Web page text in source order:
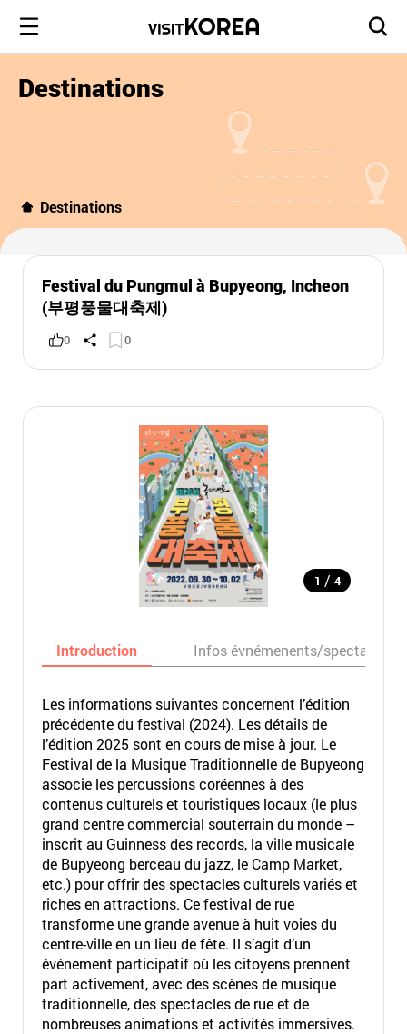
Destinations
Destinations
Festival du Pungmul à Bupyeong, Incheon
(부평풍물대축제)
0 0
1 / 4
Introduction Infos évnémenents/spectacles
Les informations suivantes concernent l’édition
précédente du festival (2024). Les détails de
l’édition 2025 sont en cours de mise à jour. Le
Festival de la Musique Traditionnelle de Bupyeong
associe les percussions coréennes à des
contenus culturels et touristiques locaux (le plus
grand centre commercial souterrain du monde –
inscrit au Guinness des records, la ville musicale
de Bupyeong berceau du jazz, le Camp Market,
etc.) pour offrir des spectacles culturels variés et
riches en attractions. Ce festival de rue
transforme une grande avenue à huit voies du
centre-ville en un lieu de fête. Il s’agit d’un
événement participatif où les citoyens prennent
part activement, avec des scènes de musique
traditionnelle, des spectacles de rue et de
nombreuses animations et activités immersives.